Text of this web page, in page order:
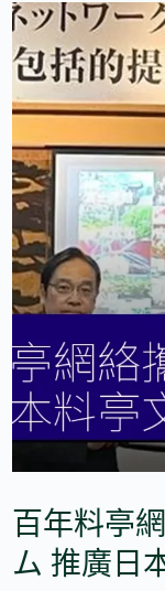
百年料亭
ム 推廣日